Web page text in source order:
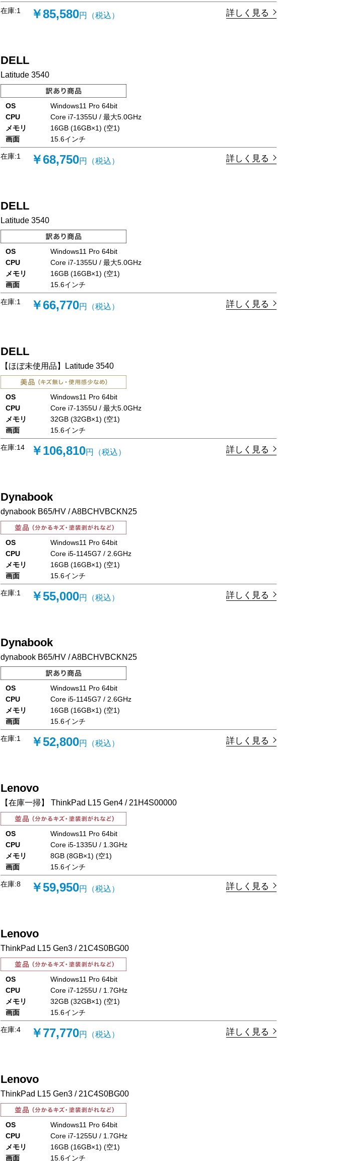
在庫:1 ￥85,580円（税込） 詳しく見る
DELL
Latitude 3540
OS
Windows11 Pro 64bit
CPU
Core i7-1355U / 最大5.0GHz
メモリ
16GB (16GB×1) (空1)
画面
15.6インチ
在庫:1 ￥68,750円（税込） 詳しく見る
DELL
Latitude 3540
OS
Windows11 Pro 64bit
CPU
Core i7-1355U / 最大5.0GHz
メモリ
16GB (16GB×1) (空1)
画面
15.6インチ
在庫:1 ￥66,770円（税込） 詳しく見る
DELL
【ほぼ未使用品】Latitude 3540
OS
Windows11 Pro 64bit
CPU
Core i7-1355U / 最大5.0GHz
メモリ
32GB (32GB×1) (空1)
画面
15.6インチ
在庫:14 ￥106,810円（税込） 詳しく見る
Dynabook
dynabook B65/HV / A8BCHVBCKN25
OS
Windows11 Pro 64bit
CPU
Core i5-1145G7 / 2.6GHz
メモリ
16GB (16GB×1) (空1)
画面
15.6インチ
在庫:1 ￥55,000円（税込） 詳しく見る
Dynabook
dynabook B65/HV / A8BCHVBCKN25
OS
Windows11 Pro 64bit
CPU
Core i5-1145G7 / 2.6GHz
メモリ
16GB (16GB×1) (空1)
画面
15.6インチ
在庫:1 ￥52,800円（税込） 詳しく見る
Lenovo
【在庫一掃】 ThinkPad L15 Gen4 / 21H4S00000
OS
Windows11 Pro 64bit
CPU
Core i5-1335U / 1.3GHz
メモリ
8GB (8GB×1) (空1)
画面
15.6インチ
在庫:8 ￥59,950円（税込） 詳しく見る
Lenovo
ThinkPad L15 Gen3 / 21C4S0BG00
OS
Windows11 Pro 64bit
CPU
Core i7-1255U / 1.7GHz
メモリ
32GB (32GB×1) (空1)
画面
15.6インチ
在庫:4 ￥77,770円（税込） 詳しく見る
Lenovo
ThinkPad L15 Gen3 / 21C4S0BG00
OS
Windows11 Pro 64bit
CPU
Core i7-1255U / 1.7GHz
メモリ
16GB (16GB×1) (空1)
画面
15.6インチ